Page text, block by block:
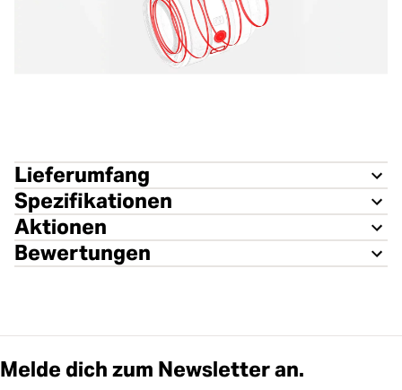
Lieferumfang
Spezifikationen
Aktionen
Bewertungen
Melde dich zum Newsletter an.